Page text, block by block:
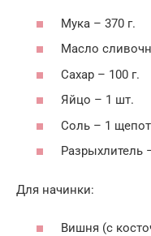
Мука – 370 г.
Масло
Сахар – 100 г.
Яйцо – 1 шт.
Соль – 1
Разрыхлитель
Для начинки:
Вишня (с